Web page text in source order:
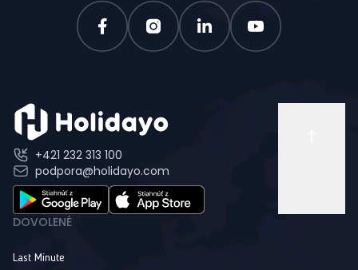
+421 232 313 100
podpora@holidayo.com
DOVOLENÉ
Last Minute